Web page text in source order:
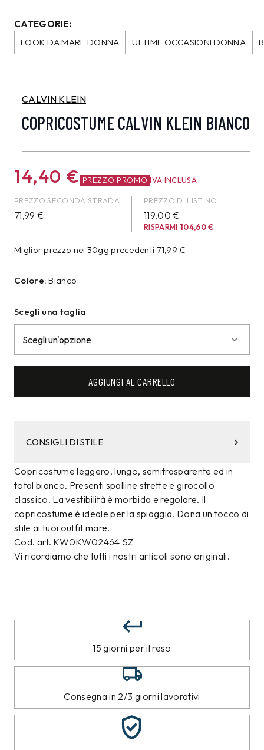
CATEGORIE:
LOOK DA MARE DONNA
ULTIME OCCASIONI DONNA
CALVIN KLEIN
COPRICOSTUME CALVIN KLEIN BIANCO
14,40 € PREZZO PROMO IVA INCLUSA
PREZZO SECONDA STRADA
71,99€
PREZZO DI LISTINO
119,00 €
RISPARMI 104,60€
Miglior prezzo nei 30gg precedenti 71,99€
Colore: Bianco
Scegli una taglia
AGGIUNGI AL CARRELLO
CONSIGLI DI STILE
Copricostume leggero, lungo, semitrasparente ed in
total bianco. Presenti spalline strette e girocollo
classico. La vestibilità è morbida e regolare. Il
copricostume è ideale per la spiaggia. Dona un tocco di
stile ai tuoi outfit mare.
Cod. art. KW0KW02464 SZ
Vi ricordiamo che tutti i nostri articoli sono originali.
15 giorni per il reso
Consegna in 2/3 giorni lavorativi